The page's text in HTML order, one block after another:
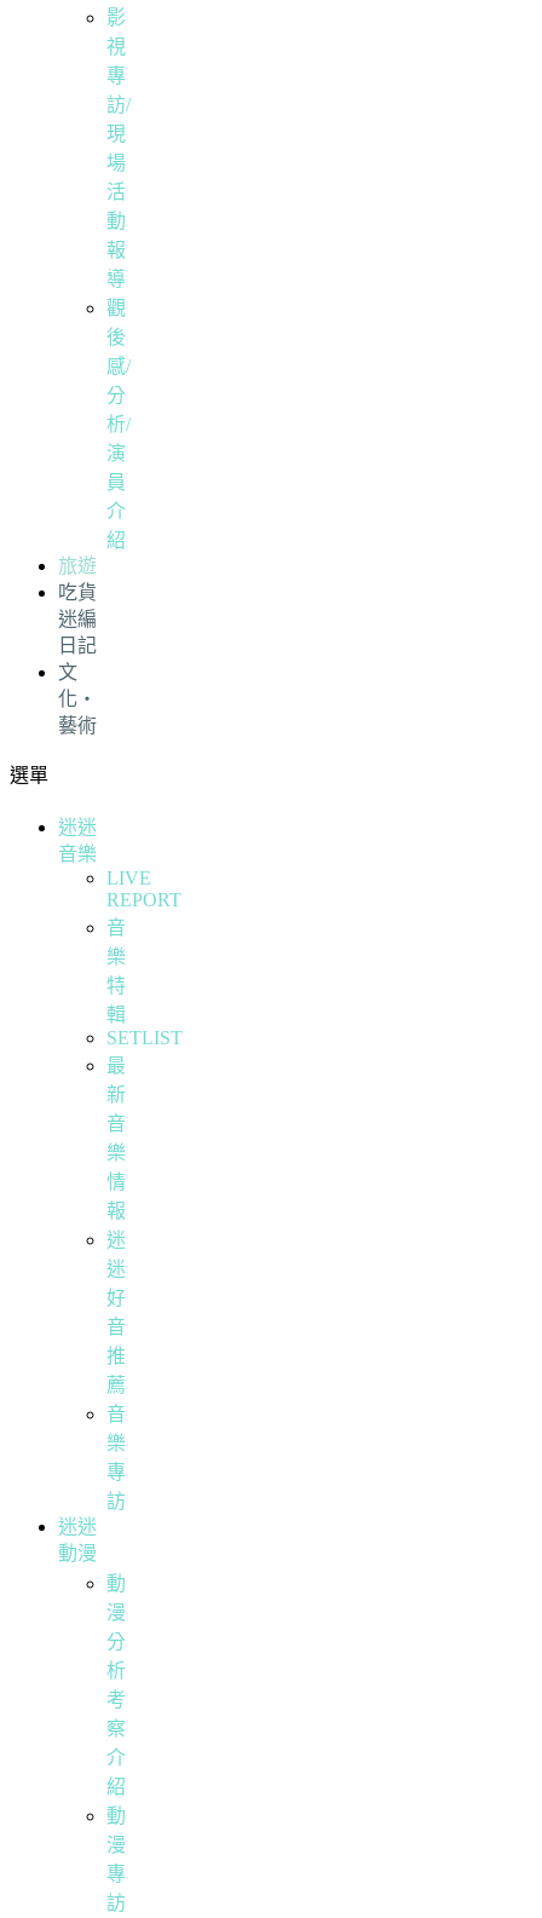
影
視
專
訪/
現
場
活
動
報
導
觀
後
感/
分
析/
演
員
介
紹
旅遊
吃貨
迷編
日記
文
化・
藝術
選單
迷迷
音樂
LIVE
REPORT
音
樂
特
輯
SETLIST
最
新
音
樂
情
報
迷
迷
好
音
推
薦
音
樂
專
訪
迷迷
動漫
動
漫
分
析
考
察
介
紹
動
漫
專
訪